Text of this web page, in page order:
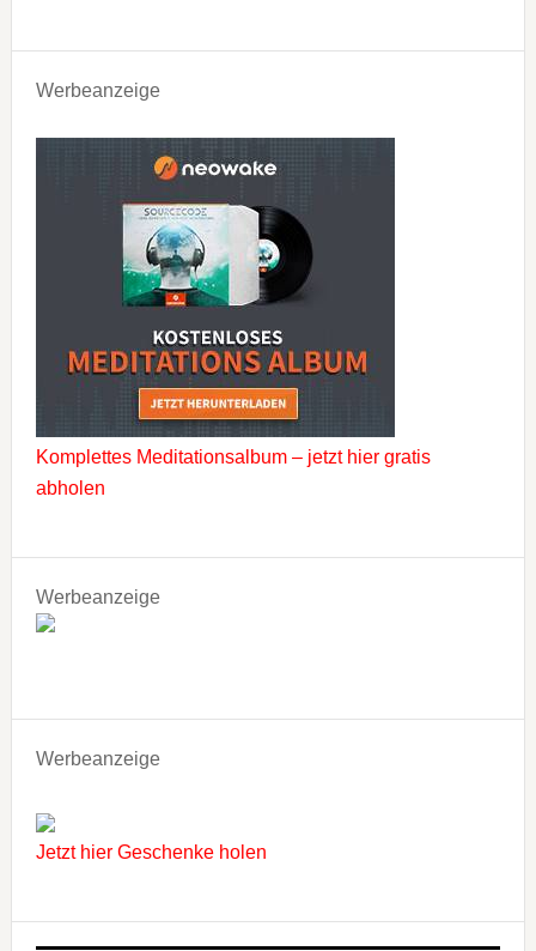
Werbeanzeige
Komplettes Meditationsalbum – jetzt hier gratis
abholen
Werbeanzeige
Werbeanzeige
Jetzt hier Geschenke holen